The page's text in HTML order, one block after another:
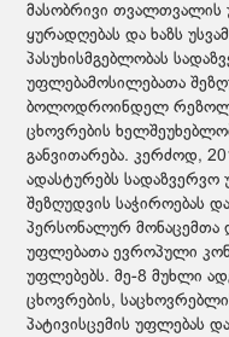
მასობრივი თვალთვალის
ყურადღებას და ხაზს
პასუხისმგებლობას
უფლებამოსილებათა
ბოლოდროინდელ
ცხოვრების
განვითარება. კერძოდ,
ადასტურებს სადაზვერვო
შეზღუდვის საჭიროებას
პერსონალურ მონაცემთა
უფლებათა ევროპული
უფლებებს. მე-8 მუხლი
ცხოვრების,
პატივისცემის უფლებას